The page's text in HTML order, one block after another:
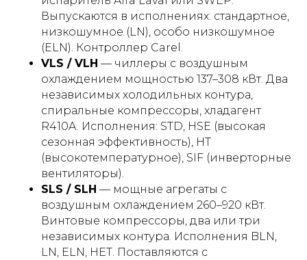
Выпускаются в исполнениях: стандартное,
низкошумное (LN), особо низкошумное
(ELN). Контроллер Carel.
VLS / VLH — чиллеры с воздушным
охлаждением мощностью 137–308 кВт. Два
независимых холодильных контура,
спиральные компрессоры, хладагент
R410A. Исполнения: STD, HSE (высокая
сезонная эффективность), HT
(высокотемпературное), SIF (инверторные
вентиляторы).
SLS / SLH — мощные агрегаты с
воздушным охлаждением 260–920 кВт.
Винтовые компрессоры, два или три
независимых контура. Исполнения BLN,
LN, ELN, HET. Поставляются с